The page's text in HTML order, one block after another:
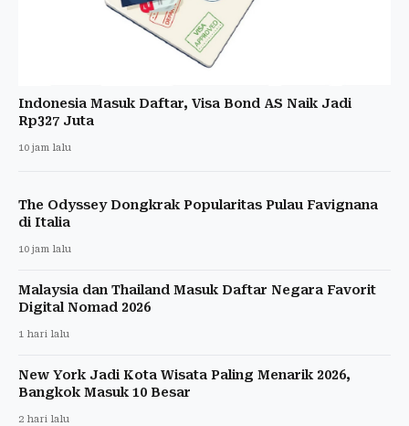
Indonesia Masuk Daftar, Visa Bond AS Naik Jadi
Rp327 Juta
10 jam lalu
The Odyssey Dongkrak Popularitas Pulau Favignana
di Italia
10 jam lalu
Malaysia dan Thailand Masuk Daftar Negara Favorit
Digital Nomad 2026
1 hari lalu
New York Jadi Kota Wisata Paling Menarik 2026,
Bangkok Masuk 10 Besar
2 hari lalu